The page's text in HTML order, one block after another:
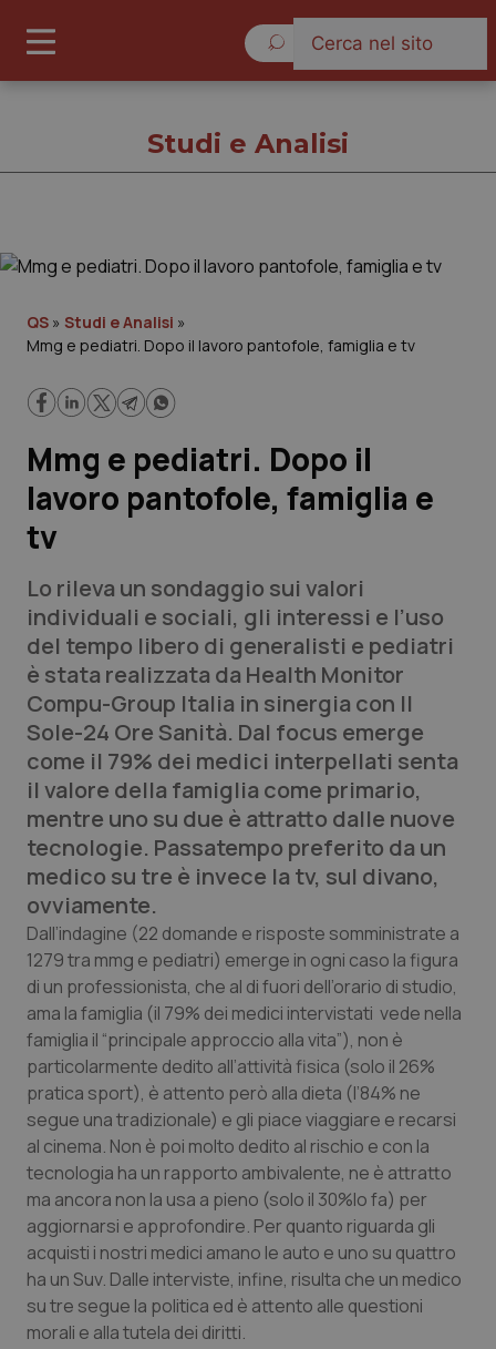
Cronache
Lavoro e Professioni
Scienza e Farmaci
Studi e Analisi
Lettere al direttore
Edizioni Regionali
QS Pro
Professionisti Sanitari.AI
Abruzzo
Basilicata
Calabria
Campania
Emilia-Romagna
Friuli Venezia Giulia
Lazio
Liguria
QS Pro Gold
Artrite & artrosi
Asma & BPCO
Car-T
Colesterolo & coronaropatie
Dermatite Atopica
Diabete & glucometri
Disturbi dell’umore
QS Club Newsletter
Studi e Analisi
QS » Studi e Analisi »
Mmg e pediatri. Dopo il lavoro pantofole, famiglia e tv
Mmg e pediatri. Dopo il
lavoro pantofole, famiglia e
tv
Lo rileva un sondaggio sui valori
individuali e sociali, gli interessi e l’uso
del tempo libero di generalisti e pediatri
è stata realizzata da Health Monitor
Compu-Group Italia in sinergia con Il
Sole-24 Ore Sanità. Dal focus emerge
come il 79% dei medici interpellati senta
il valore della famiglia come primario,
mentre uno su due è attratto dalle nuove
tecnologie. Passatempo preferito da un
medico su tre è invece la tv, sul divano,
ovviamente.
Dall’indagine (22 domande e risposte somministrate a
1279 tra mmg e pediatri) emerge in ogni caso la figura
di un professionista, che al di fuori dell’orario di studio,
ama la famiglia (il 79% dei medici intervistati vede nella
famiglia il “principale approccio alla vita”), non è
particolarmente dedito all’attività fisica (solo il 26%
pratica sport), è attento però alla dieta (l’84% ne
segue una tradizionale) e gli piace viaggiare e recarsi
al cinema. Non è poi molto dedito al rischio e con la
tecnologia ha un rapporto ambivalente, ne è attratto
ma ancora non la usa a pieno (solo il 30%lo fa) per
aggiornarsi e approfondire. Per quanto riguarda gli
acquisti i nostri medici amano le auto e uno su quattro
ha un Suv. Dalle interviste, infine, risulta che un medico
su tre segue la politica ed è attento alle questioni
morali e alla tutela dei diritti.